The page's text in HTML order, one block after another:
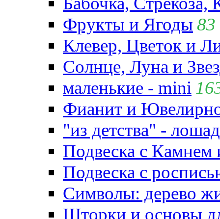
Фрукты и Ягоды 83
Клевер, Цветок и
Солнце, Луна и
маленькие - mini
Фианит и
"из детства" -
Подвеска с
Подвеска с
Символы: дерево
Шторки и основы